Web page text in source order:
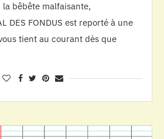
bêbête malfaisante,
DES FONDUS est reporté à une
tient au courant dès que